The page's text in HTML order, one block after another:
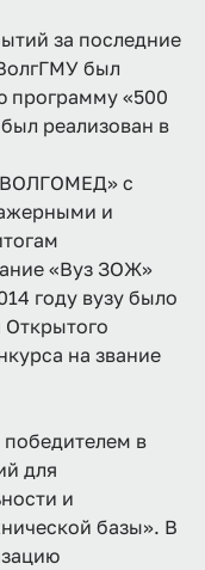
за последние
был
программу «500
реализован в
с
и
«Вуз ЗОЖ»
году вузу было
на звание
победителем в
для
и
базы». В